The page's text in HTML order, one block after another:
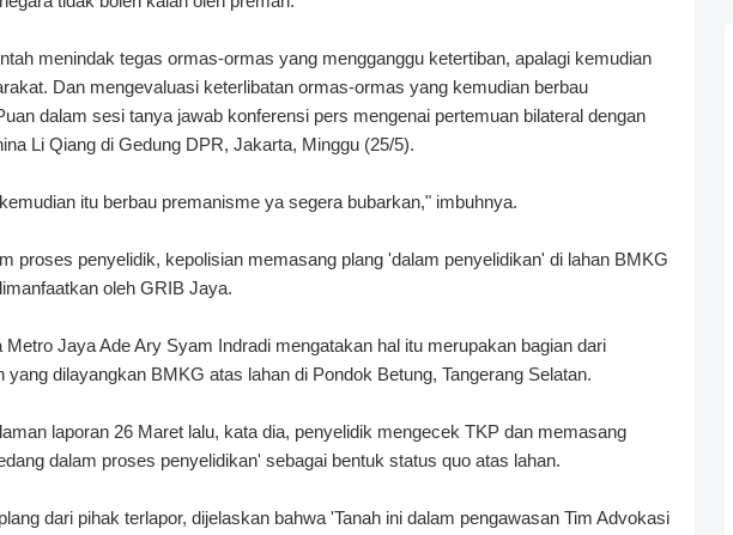
menindak tegas ormas-ormas yang mengganggu ketertiban, apalagi kemudian
Dan mengevaluasi keterlibatan ormas-ormas yang kemudian berbau
dalam sesi tanya jawab konferensi pers mengenai pertemuan bilateral dengan
Li Qiang di Gedung DPR, Jakarta, Minggu (25/5).
itu berbau premanisme ya segera bubarkan," imbuhnya.
proses penyelidik, kepolisian memasang plang 'dalam penyelidikan' di lahan BMKG
oleh GRIB Jaya.
Metro Jaya Ade Ary Syam Indradi mengatakan hal itu merupakan bagian dari
yang dilayangkan BMKG atas lahan di Pondok Betung, Tangerang Selatan.
laporan 26 Maret lalu, kata dia, penyelidik mengecek TKP dan memasang
dalam proses penyelidikan' sebagai bentuk status quo atas lahan.
dari pihak terlapor, dijelaskan bahwa 'Tanah ini dalam pengawasan Tim Advokasi